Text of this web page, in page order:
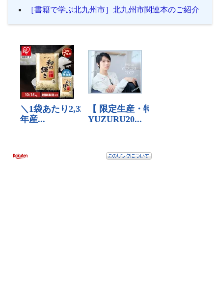
［書籍で学ぶ北九州市］北九州市関連本のご紹介